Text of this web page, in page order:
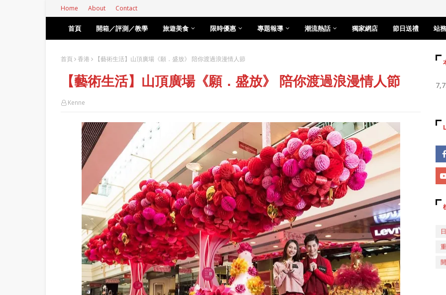
Home About Contact
首頁 開箱／評測／教學 旅遊美食 限時優惠 專題報導 潮流熱話 獨家網店 節日送禮 站
首頁 香港 【藝術生活】山頂廣場《願．盛放》 陪你渡過浪漫情人節
【藝術生活】山頂廣場《願．盛放》 陪你渡過浪漫情人節
Kenne